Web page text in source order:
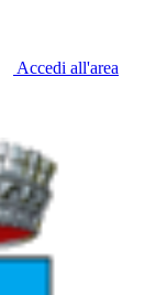
Accedi all'area